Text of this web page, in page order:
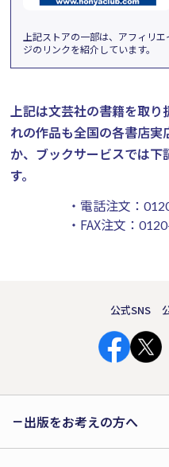
上記ストアの一部は、アフィリ
ジのリンクを紹介しています。
上記は文芸社の書籍を取り
れの作品も全国の各書店
か、ブックサービスでは
す。
・電話注文：
・FAX注文：
公式SNS
出版をお考えの方へ